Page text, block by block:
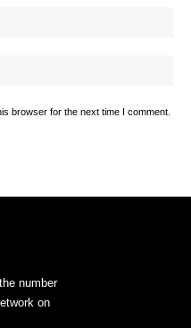
browser for the next time I comment.
number
on